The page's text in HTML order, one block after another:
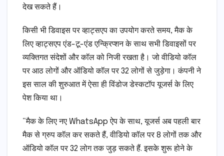
देख सकते हैं।
किसी भी डिवाइस पर व्हाट्सएप का उपयोग करते समय, मैक के
लिए व्हाट्सएप एंड-टू-एंड एन्क्रिप्शन के साथ सभी डिवाइसों पर
व्यक्तिगत संदेशों और कॉल को निजी रखता है। जो वीडियो कॉल
पर आठ लोगों और ऑडियो कॉल पर 32 लोगों से जुड़ेगा। कंपनी ने
इस साल की शुरुआत में ऐसा ही विंडोज डेस्कटॉप यूजर्स के लिए
पेश किया था।
“मैक के लिए नए WhatsApp ऐप के साथ, यूजर्स अब पहली बार
मैक से ग्रुप कॉल कर सकते हैं, वीडियो कॉल पर 8 लोगों तक और
ऑडियो कॉल पर 32 लोग तक जुड़ सकते हैं. इसके शुरू होने के